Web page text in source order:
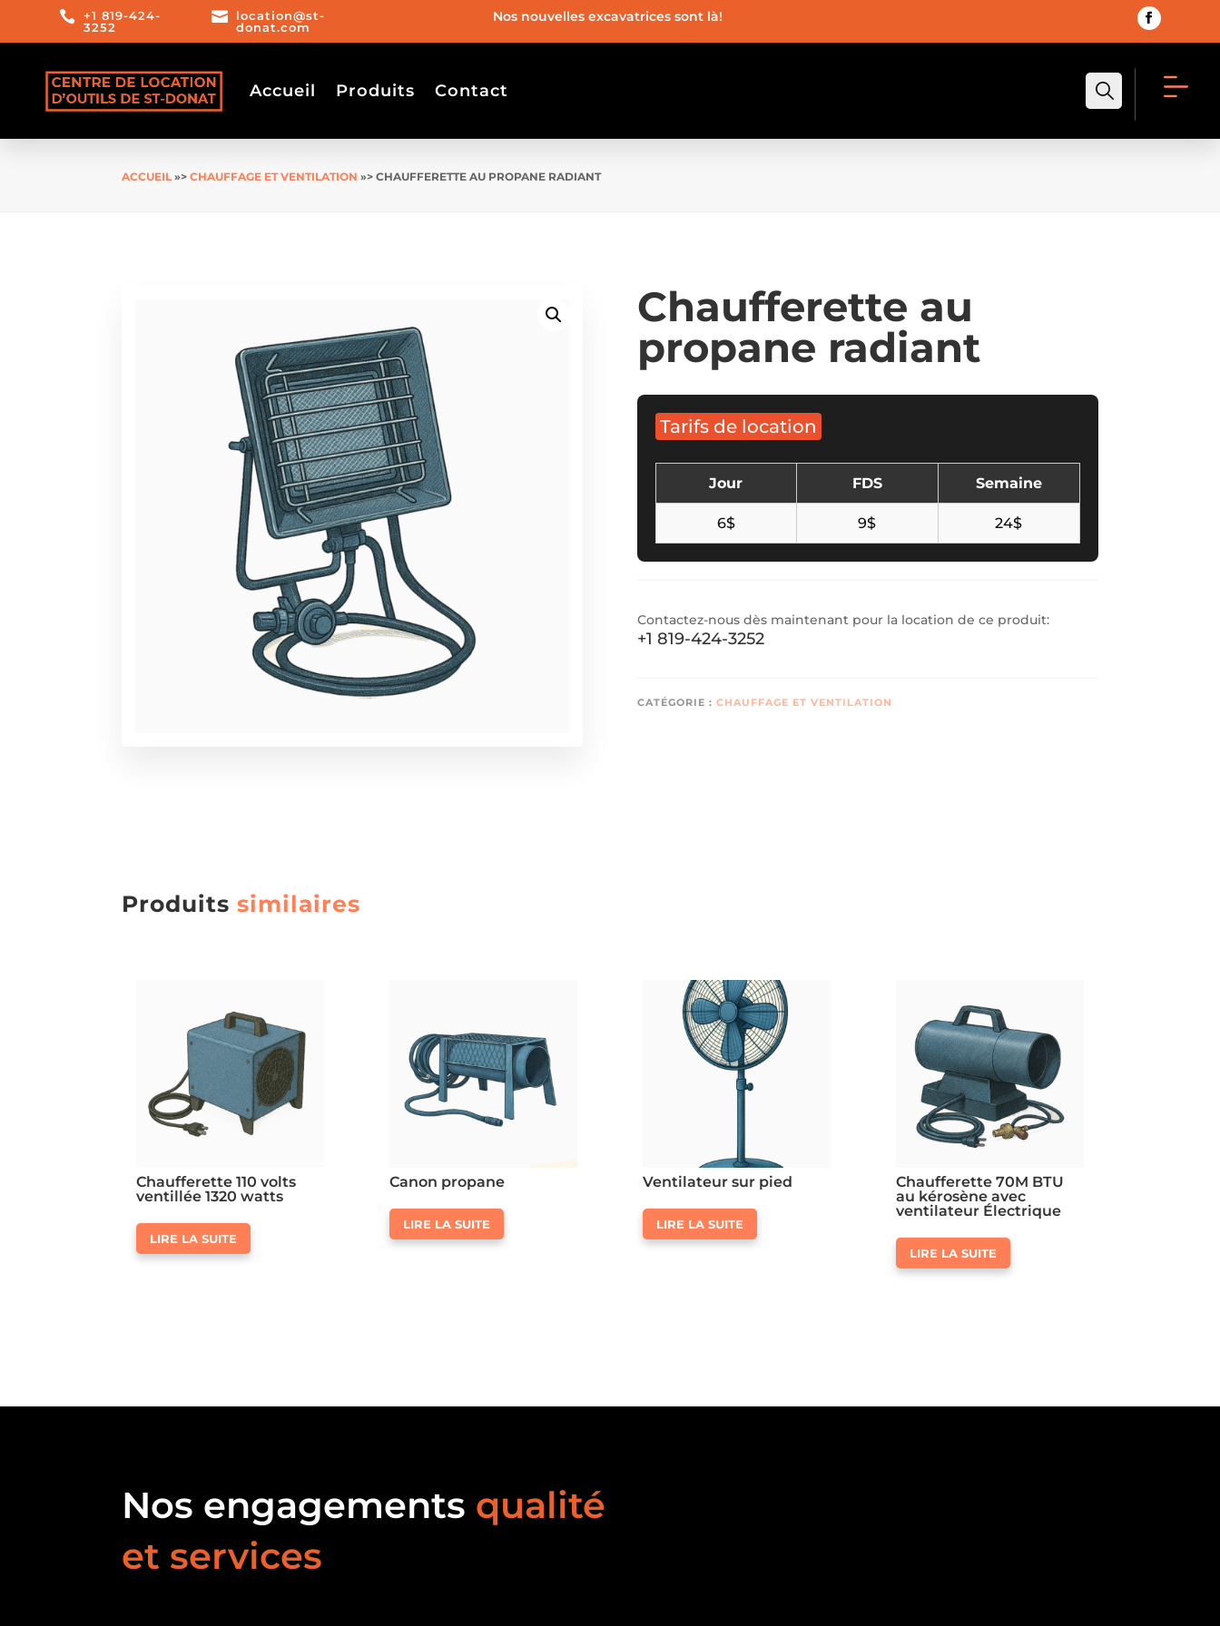
 +1 819-424-
3252

location@st-
donat.com
Nos nouvelles excavatrices sont là!
Accueil Produits Contact Recherche
ACCUEIL»>CHAUFFAGE ET VENTILATION »> CHAUFFERETTE AU PROPANE RADIANT
Chaufferette au
propane radiant
Tarifs de location
Jour FDS Semaine
6$ 9$ 24$
Contactez-nous dès maintenant pour la location de ce produit:
+1 819-424-3252
CATÉGORIE : CHAUFFAGE ET VENTILATION
Produitssimilaires
Chaufferette 110 volts
ventillée 1320 watts
LIRE LA SUITE
Canon propane
LIRE LA SUITE
Ventilateur sur pied
LIRE LA SUITE
Chaufferette 70M BTU
au kérosène avec
ventilateur Électrique
LIRE LA SUITE
Nos engagements qualité
et services